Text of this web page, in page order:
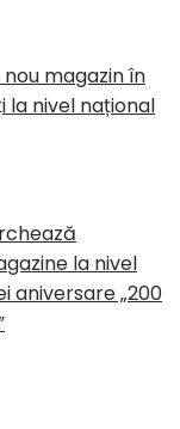
nou magazin în
la nivel național
la nivel
aniversare „200